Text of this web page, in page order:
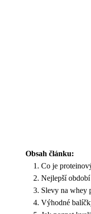
Obsah článku:
Co je
Nejlepší
Slevy na whey
Výhodné